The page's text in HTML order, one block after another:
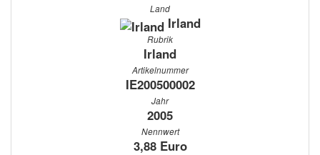
Land
Irland
Rubrik
Irland
Artikelnummer
IE200500002
Jahr
2005
Nennwert
3,88 Euro